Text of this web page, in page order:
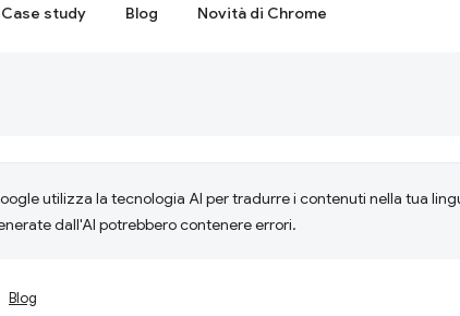
Case study Blog Novità di Chrome
utilizza la tecnologia AI per tradurre i contenuti nella tua
dall'AI potrebbero contenere errori.
Blog